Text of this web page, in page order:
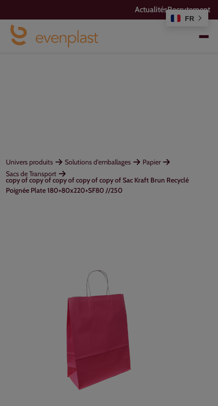
FR
ActualitésRecrutement
Univers produits Solutions d'emballages
Papier
Sacs de Transport
copy of copy of copy of copy of copy of Sac Kraft Brun Recyclé
Poignée Plate 180+80x220+SF80 //250